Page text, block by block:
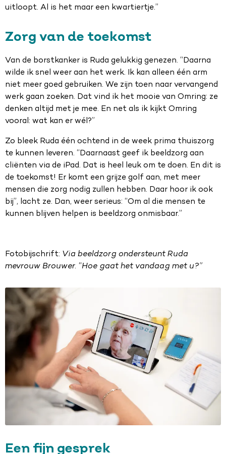
uitloopt. Al is het maar een kwartiertje.”
Zorg van de toekomst
Van de borstkanker is Ruda gelukkig genezen. “Daarna
wilde ik snel weer aan het werk. Ik kan alleen één arm
niet meer goed gebruiken. We zijn toen naar vervangend
werk gaan zoeken. Dat vind ik het mooie van Omring: ze
denken altijd met je mee. En net als ik kijkt Omring
vooral: wat kan er wél?”
Zo bleek Ruda één ochtend in de week prima thuiszorg
te kunnen leveren. “Daarnaast geef ik beeldzorg aan
cliënten via de iPad. Dat is heel leuk om te doen. En dit is
de toekomst! Er komt een grijze golf aan, met meer
mensen die zorg nodig zullen hebben. Daar hoor ik ook
bij”, lacht ze. Dan, weer serieus: “Om al die mensen te
kunnen blijven helpen is beeldzorg onmisbaar.”
Fotobijschrift: Via beeldzorg ondersteunt Ruda
mevrouw Brouwer. “Hoe gaat het vandaag met u?”
Een fijn gesprek